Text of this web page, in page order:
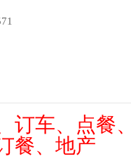
订车、点餐
餐、地产